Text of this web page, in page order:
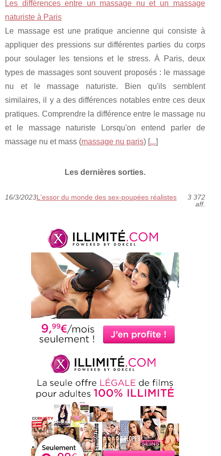
Les différences entre un massage nu et un massage
naturiste à Paris
Le massage est une pratique ancienne qui consiste à
appliquer des pressions sur différentes parties du corps
pour soulager les tensions et le stress. À Paris, deux
types de massages sont souvent proposés : le massage
nu et le massage naturiste. Bien qu'ils semblent
similaires, il y a des différences notables entre ces deux
pratiques. Comprendre la différence entre le massage nu
et le massage naturiste Lorsqu'on entend parler de
massage nu et mass (massage nu paris) [...]
Les dernières sorties.
16/3/2023L'essor du monde des sex-poupées réalistes
3 372
aff.